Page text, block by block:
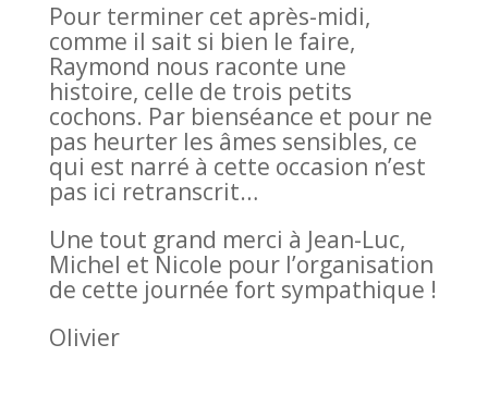
Pour terminer cet après-midi,
comme il sait si bien le faire,
Raymond nous raconte une
histoire, celle de trois petits
cochons. Par bienséance et pour ne
pas heurter les âmes sensibles, ce
qui est narré à cette occasion n’est
pas ici retranscrit…
Une tout grand merci à Jean-Luc,
Michel et Nicole pour l’organisation
de cette journée fort sympathique !
Olivier